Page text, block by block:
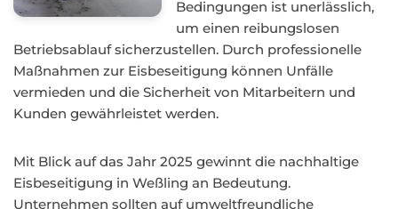
Bedingungen ist unerlässlich,
um einen reibungslosen
Betriebsablauf sicherzustellen. Durch professionelle
Maßnahmen zur Eisbeseitigung können Unfälle
vermieden und die Sicherheit von Mitarbeitern und
Kunden gewährleistet werden.
Mit Blick auf das Jahr 2025 gewinnt die nachhaltige
Eisbeseitigung in Weßling an Bedeutung.
Unternehmen sollten auf umweltfreundliche